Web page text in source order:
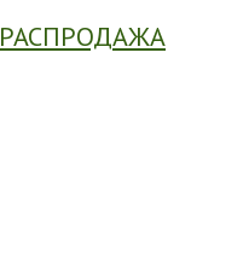
РАСПРОДАЖА